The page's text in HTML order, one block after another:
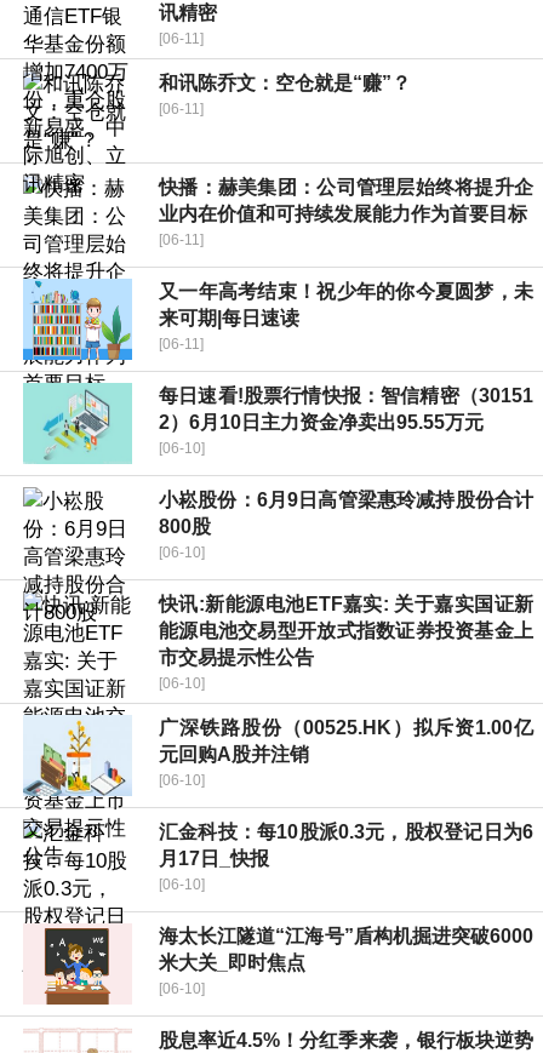
讯精密
[06-11]
和讯陈乔文：空仓就是“赚”？
[06-11]
快播：赫美集团：公司管理层始终将提升企
业内在价值和可持续发展能力作为首要目标
[06-11]
又一年高考结束！祝少年的你今夏圆梦，未
来可期|每日速读
[06-11]
每日速看!股票行情快报：智信精密（30151
2）6月10日主力资金净卖出95.55万元
[06-10]
小崧股份：6月9日高管梁惠玲减持股份合计
800股
[06-10]
快讯:新能源电池ETF嘉实: 关于嘉实国证新
能源电池交易型开放式指数证券投资基金上
市交易提示性公告
[06-10]
广深铁路股份（00525.HK）拟斥资1.00亿
元回购A股并注销
[06-10]
汇金科技：每10股派0.3元，股权登记日为6
月17日_快报
[06-10]
海太长江隧道“江海号”盾构机掘进突破6000
米大关_即时焦点
[06-10]
股息率近4.5%！分红季来袭，银行板块逆势